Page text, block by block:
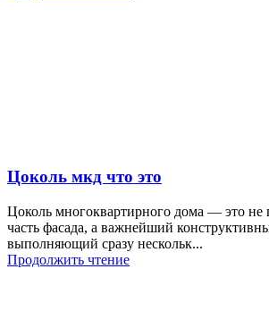
Цоколь мкд что это
Цоколь многоквартирного дома — это не
часть фасада, а важнейший
выполняющий сразу нескольк...
Продолжить чтение